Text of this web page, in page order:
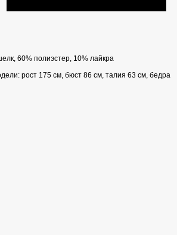
60% полиэстер, 10% лайкра
рост 175 см, бюст 86 см, талия 63 см, бедра